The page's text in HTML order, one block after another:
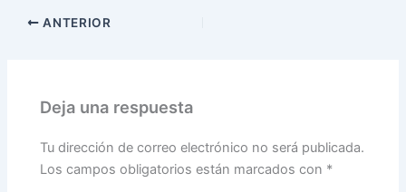
ANTERIOR
Deja una respuesta
Tu dirección de correo electrónico no será publicada.
Los campos obligatorios están marcados con *